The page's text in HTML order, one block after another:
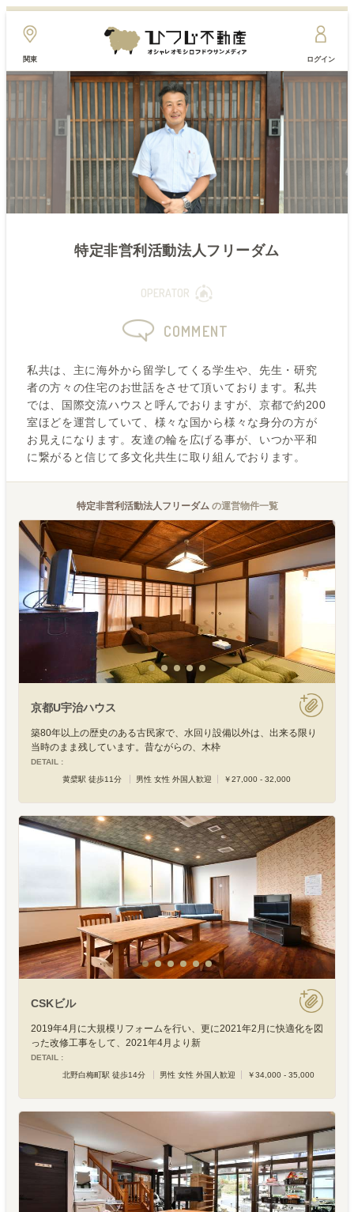
関東 ログイン
特定非営利活動法人フリーダム
OPERATOR
COMMENT
私共は、主に海外から留学してくる学生や、先生・研究
者の方々の住宅のお世話をさせて頂いております。私共
では、国際交流ハウスと呼んでおりますが、京都で約200
室ほどを運営していて、様々な国から様々な身分の方が
お見えになります。友達の輪を広げる事が、いつか平和
に繋がると信じて多文化共生に取り組んでおります。
特定非営利活動法人フリーダムの運営物件一覧
京都U宇治ハウス
築80年以上の歴史のある古民家で、水回り設備以外は、出来る限り
当時のまま残しています。昔ながらの、木枠
DETAIL :
黄檗駅 徒歩11分
男性 女性 外国人歓迎 ￥27,000 - 32,000
CSKビル
2019年4月に大規模リフォームを行い、更に2021年2月に快適化を図
った改修工事をして、2021年4月より新
DETAIL :
北野白梅町駅 徒歩14分
男性 女性 外国人歓迎 ￥34,000 - 35,000